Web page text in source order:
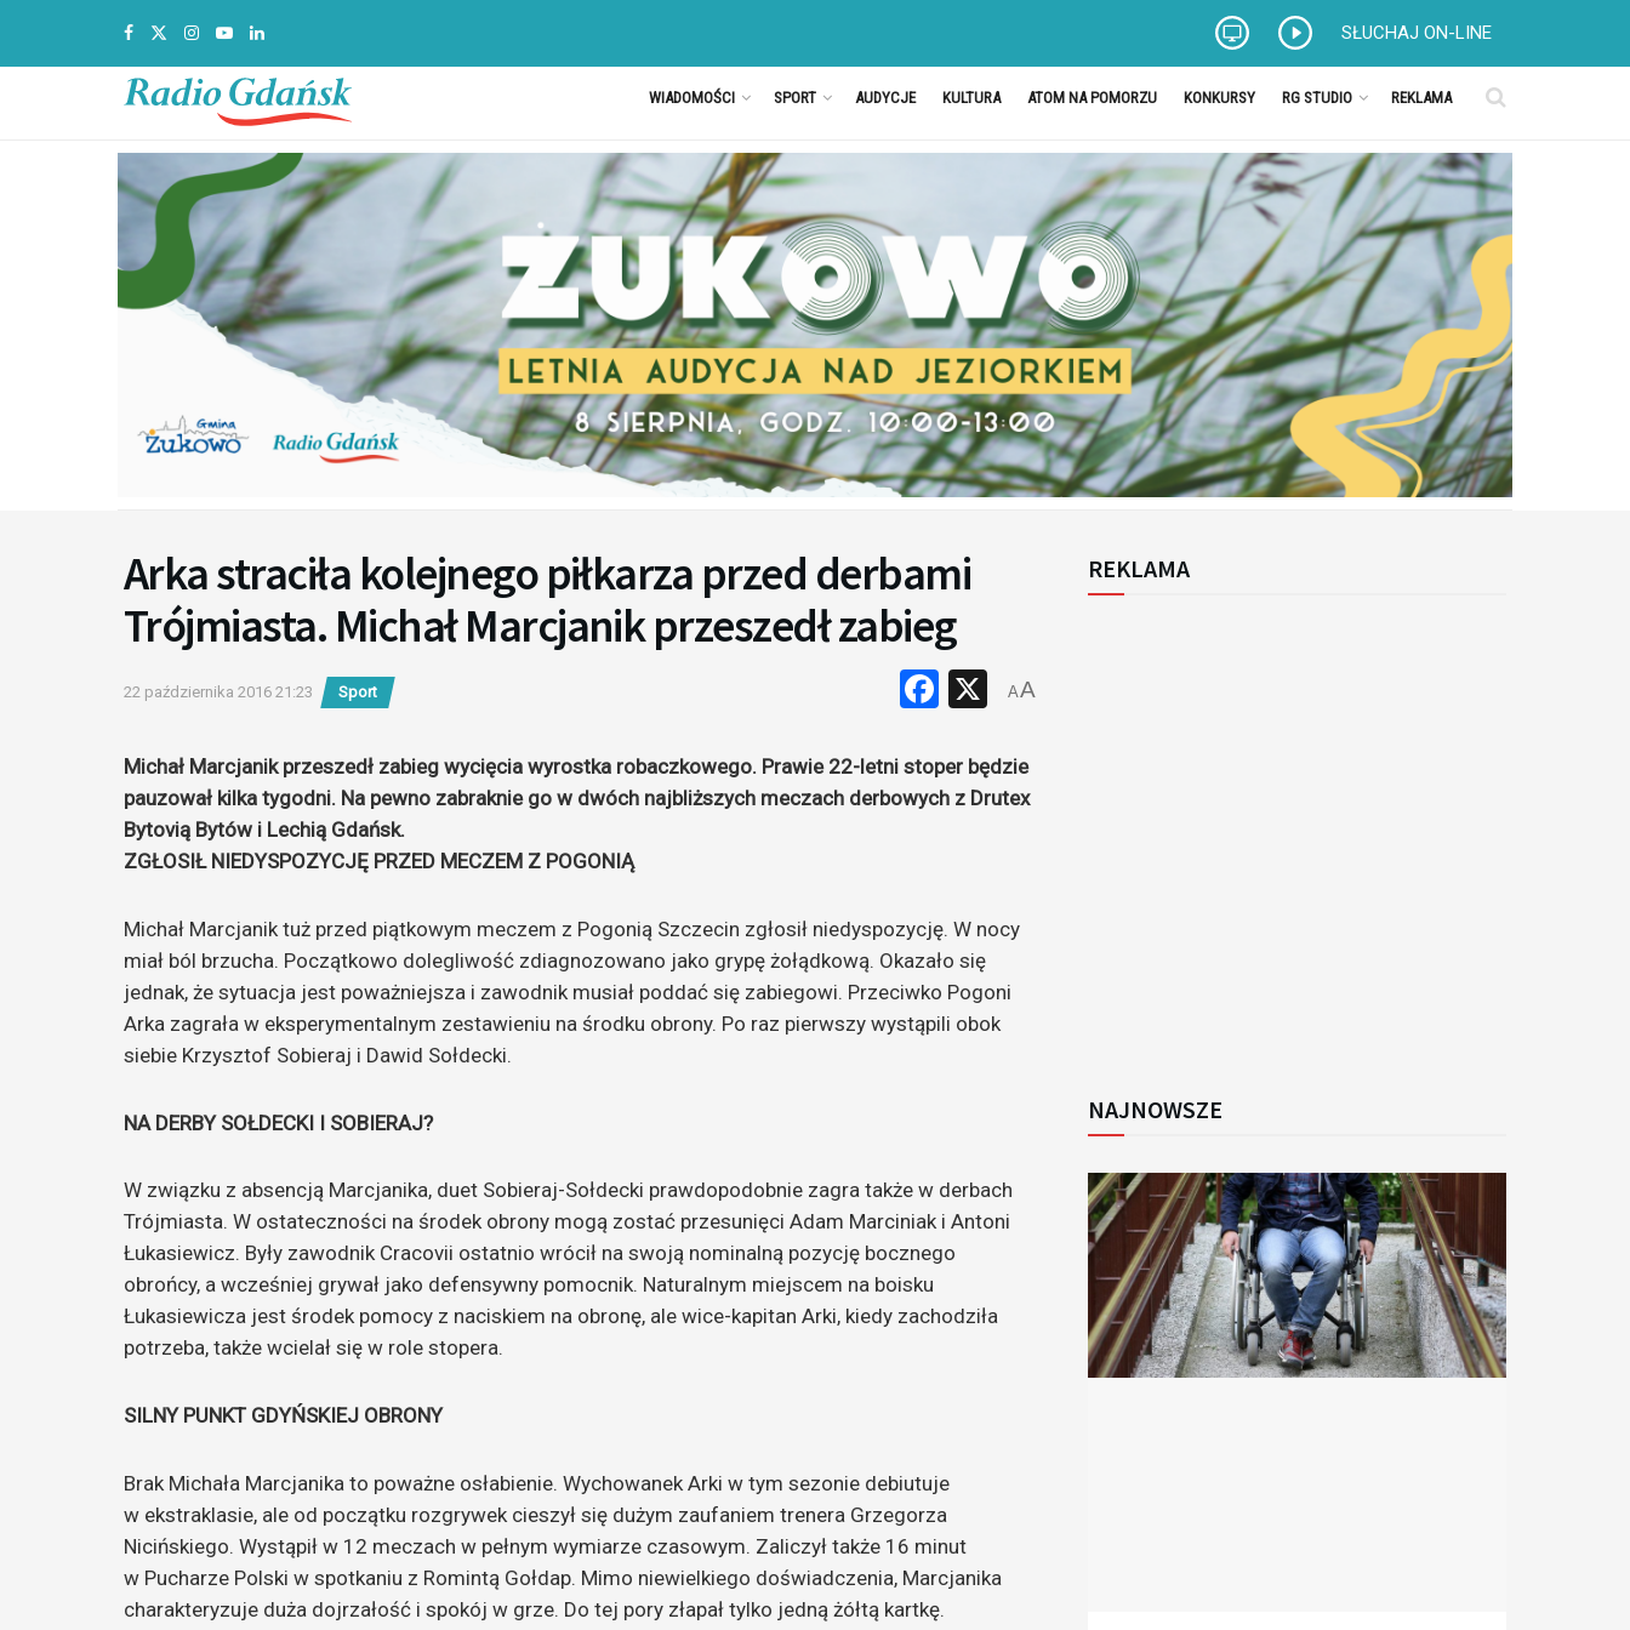
SŁUCHAJ ON-LINE
WIADOMOŚCI SPORT AUDYCJE KULTURA ATOM NA POMORZU KONKURSY RG STUDIO REKLAMA
Arka straciła kolejnego piłkarza przed derbami
Trójmiasta. Michał Marcjanik przeszedł zabieg
22 października 2016 21:23 Sport Facebook
X
AA
Michał Marcjanik przeszedł zabieg wycięcia wyrostka robaczkowego. Prawie 22-letni stoper będzie
pauzował kilka tygodni. Na pewno zabraknie go w dwóch najbliższych meczach derbowych z Drutex
Bytovią Bytów i Lechią Gdańsk.
ZGŁOSIŁ NIEDYSPOZYCJĘ PRZED MECZEM Z POGONIĄ
Michał Marcjanik tuż przed piątkowym meczem z Pogonią Szczecin zgłosił niedyspozycję. W nocy
miał ból brzucha. Początkowo dolegliwość zdiagnozowano jako grypę żołądkową. Okazało się
jednak, że sytuacja jest poważniejsza i zawodnik musiał poddać się zabiegowi. Przeciwko Pogoni
Arka zagrała w eksperymentalnym zestawieniu na środku obrony. Po raz pierwszy wystąpili obok
siebie Krzysztof Sobieraj i Dawid Sołdecki.
NA DERBY SOŁDECKI I SOBIERAJ?
W związku z absencją Marcjanika, duet Sobieraj-Sołdecki prawdopodobnie zagra także w derbach
Trójmiasta. W ostateczności na środek obrony mogą zostać przesunięci Adam Marciniak i Antoni
Łukasiewicz. Były zawodnik Cracovii ostatnio wrócił na swoją nominalną pozycję bocznego
obrońcy, a wcześniej grywał jako defensywny pomocnik. Naturalnym miejscem na boisku
Łukasiewicza jest środek pomocy z naciskiem na obronę, ale wice-kapitan Arki, kiedy zachodziła
potrzeba, także wcielał się w role stopera.
SILNY PUNKT GDYŃSKIEJ OBRONY
Brak Michała Marcjanika to poważne osłabienie. Wychowanek Arki w tym sezonie debiutuje
w ekstraklasie, ale od początku rozgrywek cieszył się dużym zaufaniem trenera Grzegorza
Nicińskiego. Wystąpił w 12 meczach w pełnym wymiarze czasowym. Zaliczył także 16 minut
w Pucharze Polski w spotkaniu z Romintą Gołdap. Mimo niewielkiego doświadczenia, Marcjanika
charakteryzuje duża dojrzałość i spokój w grze. Do tej pory złapał tylko jedną żółtą kartkę.
REKLAMA
NAJNOWSZE